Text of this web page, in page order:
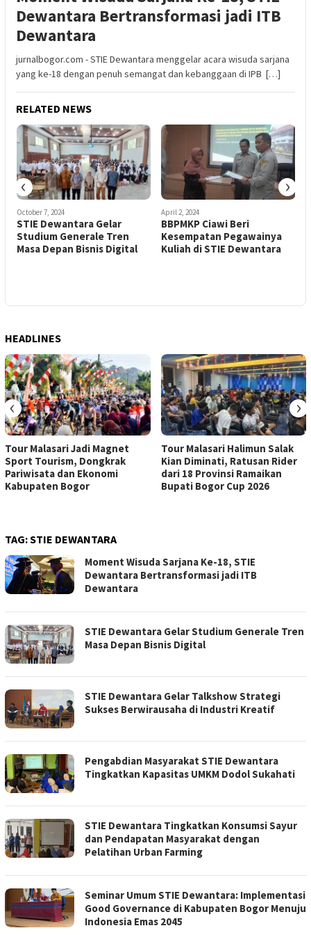
Dewantara Bertransformasi jadi ITB
Dewantara
jurnalbogor.com - STIE Dewantara menggelar acara wisuda sarjana
yang ke-18 dengan penuh semangat dan kebanggaan di IPB […]
RELATED NEWS
October 7, 2024
STIE Dewantara Gelar
Studium Generale Tren
Masa Depan Bisnis Digital
April 2, 2024
BBPMKP Ciawi Beri
Kesempatan Pegawainya
Kuliah di STIE Dewantara
‹ ›
HEADLINES
Tour Malasari Jadi Magnet
Sport Tourism, Dongkrak
Pariwisata dan Ekonomi
Kabupaten Bogor
Tour Malasari Halimun Salak
Kian Diminati, Ratusan Rider
dari 18 Provinsi Ramaikan
Bupati Bogor Cup 2026
‹ ›
TAG:STIE DEWANTARA
Moment Wisuda Sarjana Ke-18, STIE
Dewantara Bertransformasi jadi ITB
Dewantara
STIE Dewantara Gelar Studium Generale Tren
Masa Depan Bisnis Digital
STIE Dewantara Gelar Talkshow Strategi
Sukses Berwirausaha di Industri Kreatif
Pengabdian Masyarakat STIE Dewantara
Tingkatkan Kapasitas UMKM Dodol Sukahati
STIE Dewantara Tingkatkan Konsumsi Sayur
dan Pendapatan Masyarakat dengan
Pelatihan Urban Farming
Seminar Umum STIE Dewantara: Implementasi
Good Governance di Kabupaten Bogor Menuju
Indonesia Emas 2045